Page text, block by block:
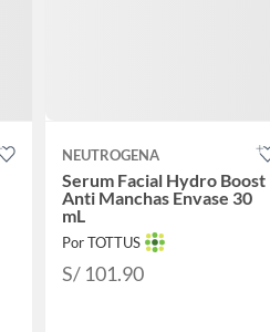
NEUTROGENA
Serum Facial Hydro Boost
Anti Manchas Envase 30
mL
Por TOTTUS
S/ 101.90